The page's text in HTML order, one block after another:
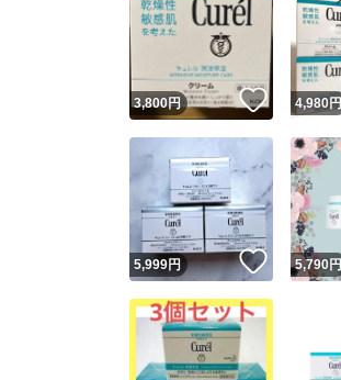
3,800円 いいね！
4,980円
5,999円 いいね！
5,790円